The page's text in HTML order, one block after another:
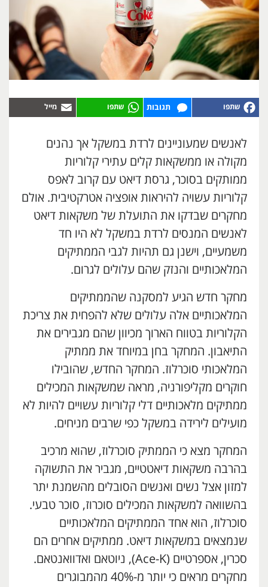
תגובות
לאנשים שמעוניינים לרדת במשקל אך נהנים
מקולה או ממשקאות קלים עתירי קלוריות
ממותקים בסוכר, גרסת דיאט עם קרוב לאפס
קלוריות עשויה להיראות אופציה אטרקטיבית. אולם
מחקרים שבדקו את התועלת של משקאות דיאט
לאנשים המנסים לרדת במשקל לא היו חד
משמעיים, וישנן גם תהיות לגבי הממתיקים
המלאכותיים והנזק שהם עלולים לגרום.
מחקר חדש הגיע למסקנה שהממתיקים
המלאכותיים אלה עלולים שלא להפחית את צריכת
הקלוריות בטווח הארוך מכיוון שהם מגבירים את
התיאבון. המחקר בחן במיוחד את ממתיק
המלאכותי סוכרלוז. המחקר החדש, שהובילו
חוקרים מקליפורניה, מראה שמשקאות המכילים
ממתיקים מלאכותיים דלי קלוריות עשויים להיות לא
מועילים לירידה במשקל כפי שרבים מניחים.
המחקר מצא כי הממתיק סוכרלוז, שהוא מרכיב
בהרבה משקאות דיאטטיים, מגביר את התשוקה
למזון אצל נשים ואנשים הסובלים מהשמנת יתר
בהשוואה למשקאות המכילים סוכרוז, סוכר טבעי.
סוכרלוז, הוא אחד הממתיקים המלאכותיים
שנמצאים במשקאות דיאט. ממתיקים אחרים הם
סכרין, אספרטיים (Ace-K), ניוטאם ואדוואנטאם.
מחקרים מראים כי יותר מ-40% מהמבוגרים